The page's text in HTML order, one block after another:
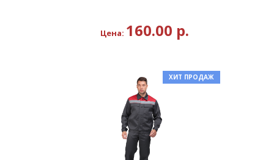
Цена: 160.00 р.
ХИТ ПРОДАЖ